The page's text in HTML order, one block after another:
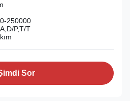
250000
P,T/T
Sor